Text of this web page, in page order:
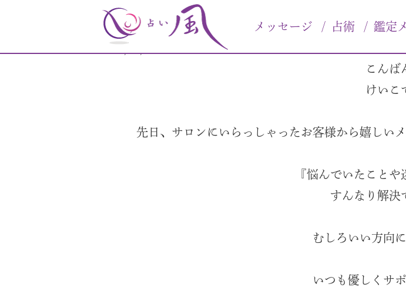
鑑定
占術 /
メッセージ /
♡鑑定のご感想♡
こんば
けいこ
先日、サロンにいらっしゃったお客様から嬉しい
『悩んでいたこと
すんなり解決
むしろいい方向
いつも優しくサ